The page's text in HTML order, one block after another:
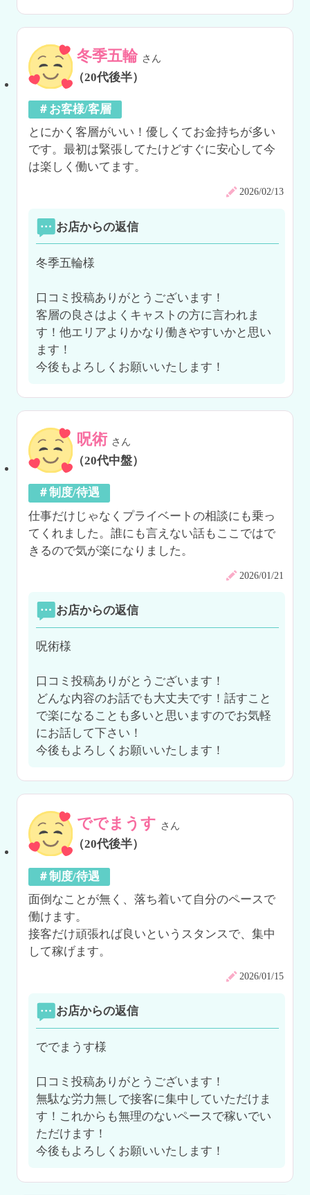
冬季五輪 さん
（20代後半）
＃お客様/客層
とにかく客層がいい！優しくてお金持ちが多い
です。最初は緊張してたけどすぐに安心して今
は楽しく働いてます。
2026/02/13
お店からの返信
冬季五輪様
口コミ投稿ありがとうございます！
客層の良さはよくキャストの方に言われま
す！他エリアよりかなり働きやすいかと思い
ます！
今後もよろしくお願いいたします！
呪術 さん
（20代中盤）
＃制度/待遇
仕事だけじゃなくプライベートの相談にも乗っ
てくれました。誰にも言えない話もここではで
きるので気が楽になりました。
2026/01/21
お店からの返信
呪術様
口コミ投稿ありがとうございます！
どんな内容のお話でも大丈夫です！話すこと
で楽になることも多いと思いますのでお気軽
にお話して下さい！
今後もよろしくお願いいたします！
ででまうす さん
（20代後半）
＃制度/待遇
面倒なことが無く、落ち着いて自分のペースで
働けます。
接客だけ頑張れば良いというスタンスで、集中
して稼げます。
2026/01/15
お店からの返信
ででまうす様
口コミ投稿ありがとうございます！
無駄な労力無しで接客に集中していただけま
す！これからも無理のないペースで稼いでい
ただけます！
今後もよろしくお願いいたします！